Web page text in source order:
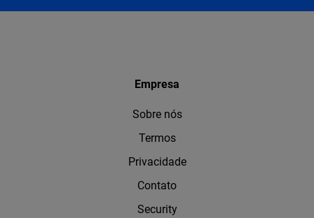
Empresa
Sobre nós
Termos
Privacidade
Contato
Security